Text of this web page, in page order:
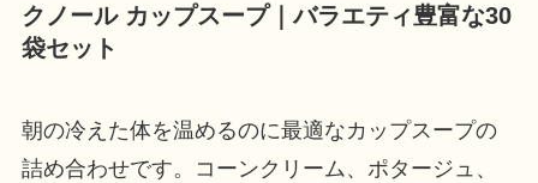
クノール カップスープ｜バラエティ豊富な30
袋セット
朝の冷えた体を温めるのに最適なカップスープの
詰め合わせです。コーンクリーム、ポタージュ、